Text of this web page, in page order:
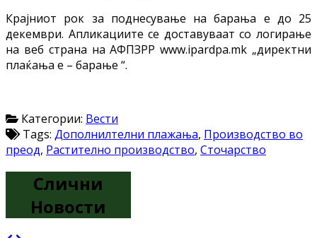
Крајниот рок за поднесување на барања е до 25
декември. Апликациите се доставуваат со логирање
на веб страна на АФПЗРР www.ipardpa.mk „директни
плаќања е – барање “.
Категории: Вести
Tags: Дополнилтелни плажања, Производство во
преод, Растително производство, Сточарство
Слични
Новости